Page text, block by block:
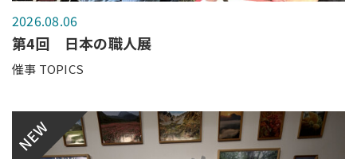
2026.08.06
第4回 日本の職人展
催事 TOPICS
NEW